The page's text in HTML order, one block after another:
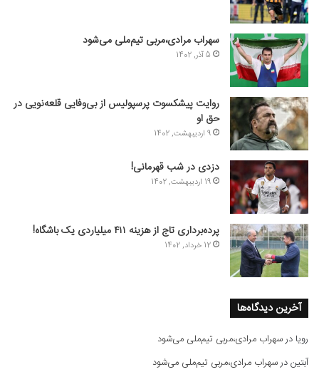
سهراب مرادی،مربی تیم‌ملی می‌شود
5 آذر, 1402
روایت پیشکسوت پرسپولیس از بی‌وفایی قلعه‌نویی در
حق او
9 اردیبهشت, 1402
دزدی در شب قهرمانی!
19 اردیبهشت, 1402
پرده‌برداری تاج از هزینه ۴۱۱ میلیاردی یک باشگاه!
12 خرداد, 1402
آخرین دیدگاه‌ها
رویا درسهراب مرادی،مربی تیم‌ملی می‌شود
آبتیندرسهراب مرادی،مربی تیم‌ملی می‌شود